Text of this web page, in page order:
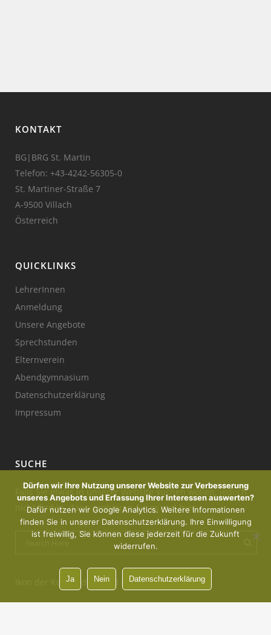
KONTAKT
BG|BRG St. Martin
Telefon: +43-4242-56305-0
St. Martiner-Straße 7
A-9500 Villach
Österreich
QUICKLINKS
LehrerInnen
Anmeldung
Unsere Angebote
Sprechstunden
Elternverein
Abendgymnasium
Datenschutzerklärung
Impressum
SUCHE
Falls Sie etwas in unserer Website suchen wollen, jedoch
nicht finden, dann probieren Sie es mal hier:
Ikon der Kerze : designed by Freepik
Dürfen wir Ihre Nutzung unserer Website zur Verbesserung
unseres Angebots und Erfassung Ihrer Interessen auswerten?
Dafür nutzen wir Google Analytics. Weitere Informationen
finden Sie in unserer Datenschutzerklärung. Ihre Einwilligung
ist freiwillig, Sie können diese jederzeit für die Zukunft
widerrufen.
Ja Nein Datenschutzerklärung